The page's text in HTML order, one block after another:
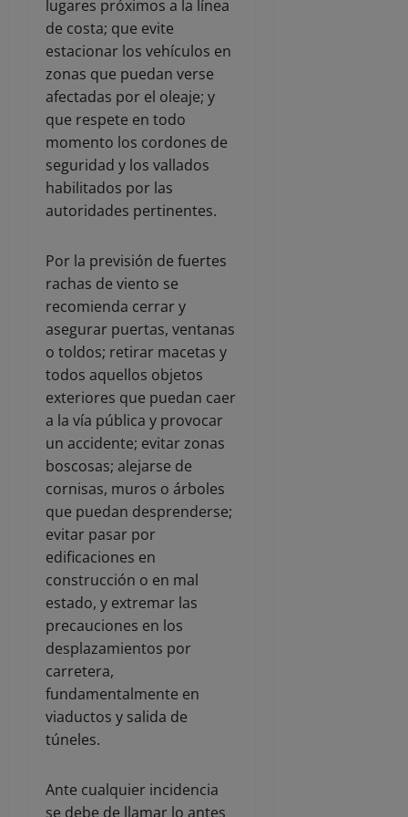
lugares próximos a la línea
de costa; que evite
estacionar los vehículos en
zonas que puedan verse
afectadas por el oleaje; y
que respete en todo
momento los cordones de
seguridad y los vallados
habilitados por las
autoridades pertinentes.
Por la previsión de fuertes
rachas de viento se
recomienda cerrar y
asegurar puertas, ventanas
o toldos; retirar macetas y
todos aquellos objetos
exteriores que puedan caer
a la vía pública y provocar
un accidente; evitar zonas
boscosas; alejarse de
cornisas, muros o árboles
que puedan desprenderse;
evitar pasar por
edificaciones en
construcción o en mal
estado, y extremar las
precauciones en los
desplazamientos por
carretera,
fundamentalmente en
viaductos y salida de
túneles.
Ante cualquier incidencia
se debe de llamar lo antes